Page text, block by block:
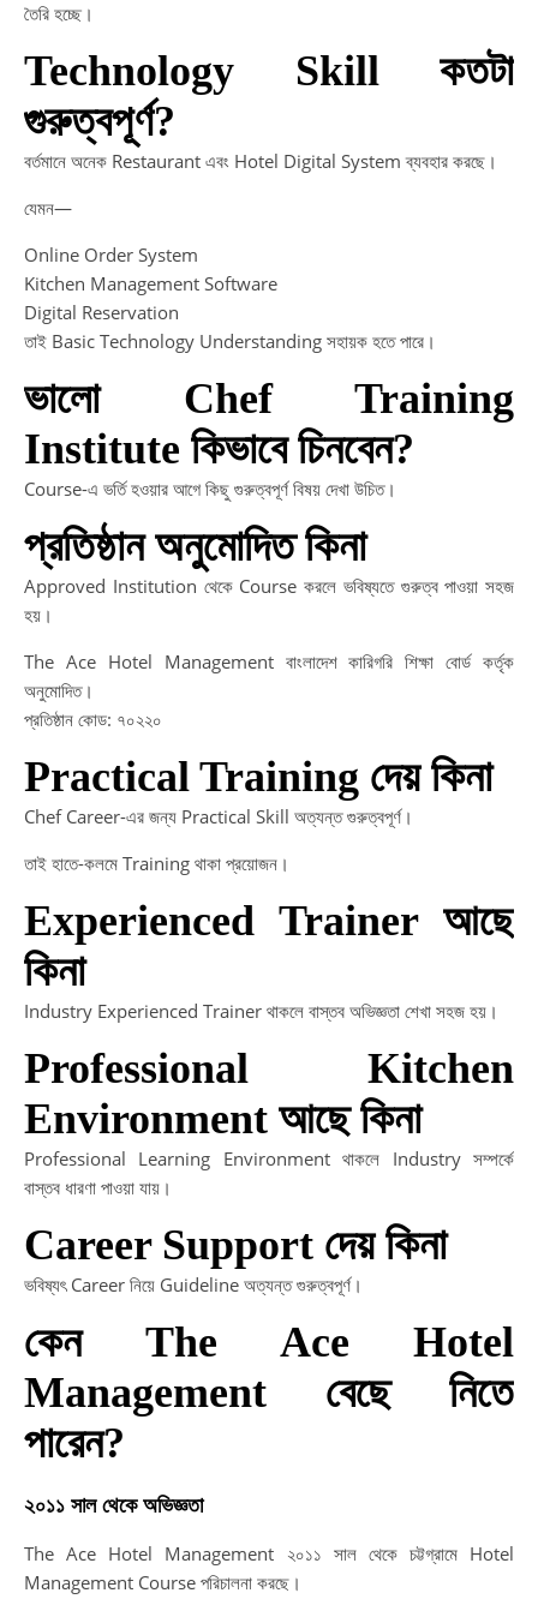
তৈরি হচ্ছে।
Technology Skill কতটা
গুরুত্বপূর্ণ?
বর্তমানে অনেক Restaurant এবং Hotel Digital System ব্যবহার করছে।
যেমন—
Online Order System
Kitchen Management Software
Digital Reservation
তাই Basic Technology Understanding সহায়ক হতে পারে।
ভালো Chef Training
Institute কিভাবে চিনবেন?
Course-এ ভর্তি হওয়ার আগে কিছু গুরুত্বপূর্ণ বিষয় দেখা উচিত।
প্রতিষ্ঠান অনুমোদিত কিনা
Approved Institution থেকে Course করলে ভবিষ্যতে গুরুত্ব পাওয়া সহজ
হয়।
The Ace Hotel Management বাংলাদেশ কারিগরি শিক্ষা বোর্ড কর্তৃক
অনুমোদিত।
প্রতিষ্ঠান কোড: ৭০২২০
Practical Training দেয় কিনা
Chef Career-এর জন্য Practical Skill অত্যন্ত গুরুত্বপূর্ণ।
তাই হাতে-কলমে Training থাকা প্রয়োজন।
Experienced Trainer আছে
কিনা
Industry Experienced Trainer থাকলে বাস্তব অভিজ্ঞতা শেখা সহজ হয়।
Professional Kitchen
Environment আছে কিনা
Professional Learning Environment থাকলে Industry সম্পর্কে
বাস্তব ধারণা পাওয়া যায়।
Career Support দেয় কিনা
ভবিষ্যৎ Career নিয়ে Guideline অত্যন্ত গুরুত্বপূর্ণ।
কেন The Ace Hotel
Management বেছে নিতে
পারেন?
২০১১ সাল থেকে অভিজ্ঞতা
The Ace Hotel Management ২০১১ সাল থেকে চট্টগ্রামে Hotel
Management Course পরিচালনা করছে।